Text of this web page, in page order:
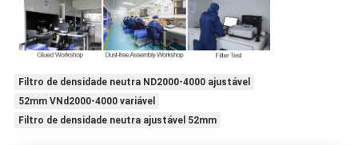
Filtro de densidade neutra ND2000-4000 ajustável
52mm VNd2000-4000 variável
Filtro de densidade neutra ajustável 52mm